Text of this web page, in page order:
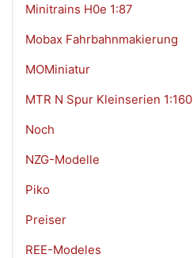
Minitrains H0e 1:87
Mobax Fahrbahnmakierung
MOMiniatur
MTR N Spur Kleinserien 1:160
Noch
NZG-Modelle
Piko
Preiser
REE-Modeles